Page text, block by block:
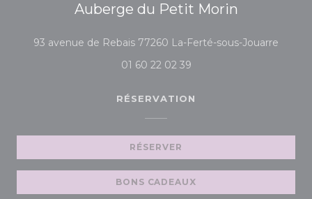
Auberge du Petit Morin
93 avenue de Rebais 77260 La-Ferté-sous-Jouarre
01 60 22 02 39
RÉSERVATION
RÉSERVER
BONS CADEAUX